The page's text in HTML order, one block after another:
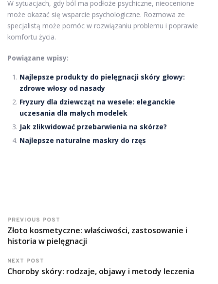
W sytuacjach, gdy ból ma podłoże psychiczne, nieocenione
może okazać się wsparcie psychologiczne. Rozmowa ze
specjalistą może pomóc w rozwiązaniu problemu i poprawie
komfortu życia.
Powiązane wpisy:
Najlepsze produkty do pielęgnacji skóry głowy:
zdrowe włosy od nasady
Fryzury dla dziewcząt na wesele: eleganckie
uczesania dla małych modelek
Jak zlikwidować przebarwienia na skórze?
Najlepsze naturalne maskry do rzęs
PREVIOUS POST
Złoto kosmetyczne: właściwości, zastosowanie i
historia w pielęgnacji
NEXT POST
Choroby skóry: rodzaje, objawy i metody leczenia